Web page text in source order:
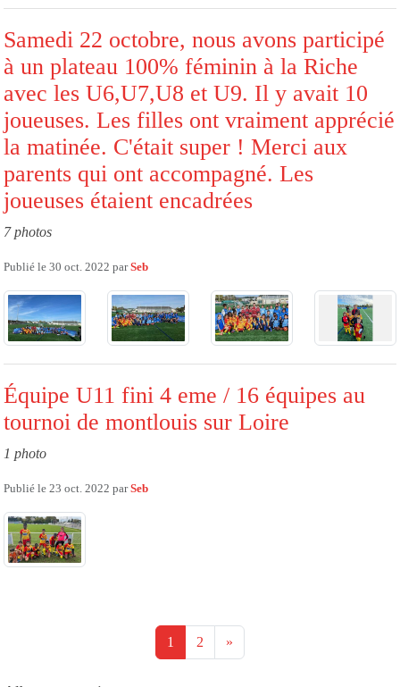
Samedi 22 octobre, nous avons participé
à un plateau 100% féminin à la Riche
avec les U6,U7,U8 et U9. Il y avait 10
joueuses. Les filles ont vraiment apprécié
la matinée. C'était super ! Merci aux
parents qui ont accompagné. Les
joueuses étaient encadrées
7 photos
Publié le 30 oct. 2022 parSeb
Équipe U11 fini 4 eme / 16 équipes au
tournoi de montlouis sur Loire
1 photo
Publié le 23 oct. 2022 parSeb
1 2 »